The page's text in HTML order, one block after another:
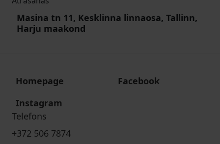
Masina tn 11, Kesklinna linnaosa, Tallinn,
Harju maakond
Homepage
Facebook
Instagram
Telefons
+372 506 7874